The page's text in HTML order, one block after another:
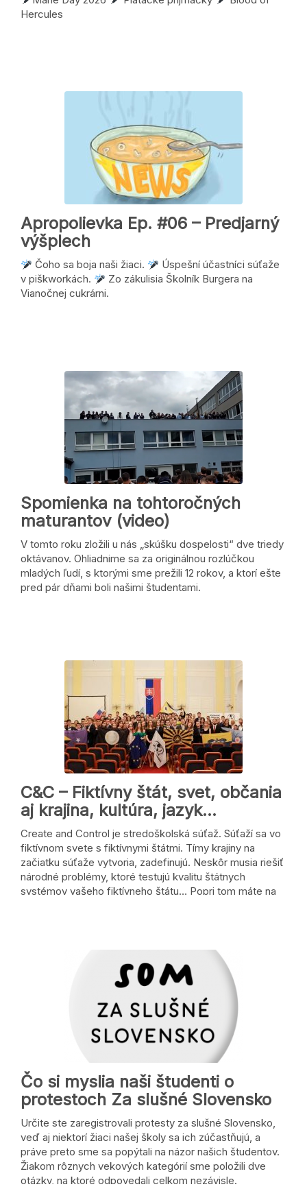
Hercules
Apropolievka Ep. #06 – Predjarný
výšplech
Čoho sa boja naši žiaci.
Úspešní účastníci súťaže
v piškworkách.
Zo zákulisia Školník Burgera na
Vianočnej cukrárni.
Spomienka na tohtoročných
maturantov (video)
V tomto roku zložili u nás „skúšku dospelosti“ dve triedy
oktávanov. Ohliadnime sa za originálnou rozlúčkou
mladých ľudí, s ktorými sme prežili 12 rokov, a ktorí ešte
pred pár dňami boli našimi študentami.
C&C – Fiktívny štát, svet, občania
aj krajina, kultúra, jazyk…
Create and Control je stredoškolská súťaž. Súťaží sa vo
fiktívnom svete s fiktívnymi štátmi. Tímy krajiny na
začiatku súťaže vytvoria, zadefinujú. Neskôr musia riešiť
národné problémy, ktoré testujú kvalitu štátnych
systémov vašeho fiktívneho štátu… Popri tom máte na
Čo si myslia naši študenti o
protestoch Za slušné Slovensko
Určite ste zaregistrovali protesty za slušné Slovensko,
veď aj niektorí žiaci našej školy sa ich zúčastňujú, a
práve preto sme sa popýtali na názor našich študentov.
Žiakom rôznych vekových kategórií sme položili dve
otázky, na ktoré odpovedali celkom nezávisle.